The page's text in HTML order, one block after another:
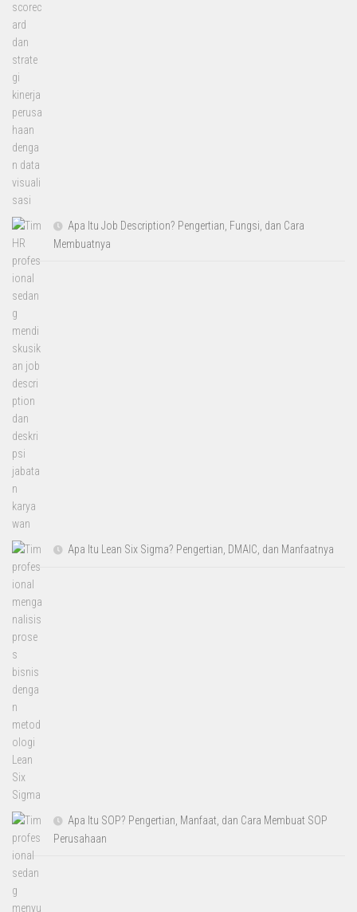
Apa Itu Job Description? Pengertian, Fungsi, dan Cara
Membuatnya
Apa Itu Lean Six Sigma? Pengertian, DMAIC, dan Manfaatnya
Apa Itu SOP? Pengertian, Manfaat, dan Cara Membuat SOP
Perusahaan